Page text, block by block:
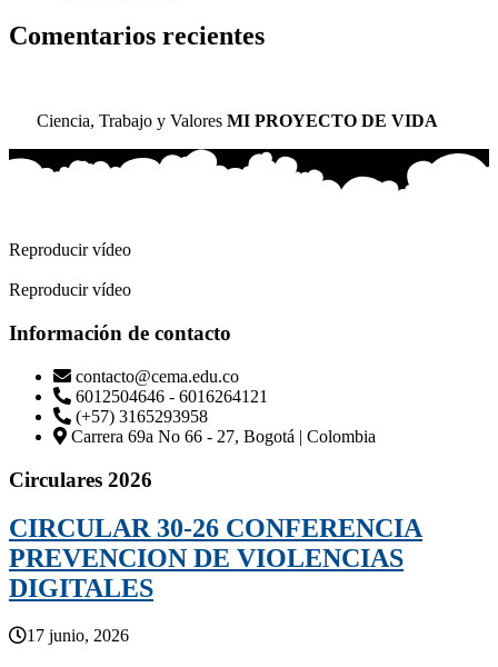
Comentarios recientes
Ciencia, Trabajo y Valores MI PROYECTO DE VIDA
Reproducir vídeo
Reproducir vídeo
Información de contacto
contacto@cema.edu.co
6012504646 - 6016264121
(+57) 3165293958
Carrera 69a No 66 - 27, Bogotá | Colombia
Circulares 2026
CIRCULAR 30-26 CONFERENCIA
PREVENCION DE VIOLENCIAS
DIGITALES
17 junio, 2026